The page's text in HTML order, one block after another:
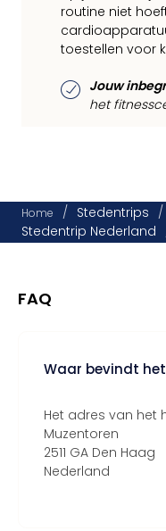
routine niet
toestellen voor
Jouw
het
Home / Stedentrips /
Stedentrip Nederland
FAQ
Waar bevindt
Het adres van het
Muzentoren
2511 GA Den Haag
Nederland